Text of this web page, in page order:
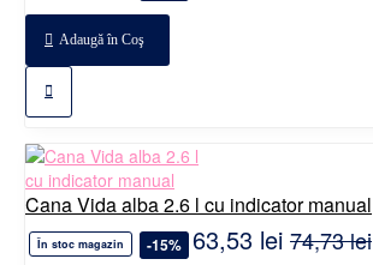
Adaugă în Coş
Cana Vida alba 2.6 l cu indicator manual
În stoc magazin -15% 63,53 lei 74,73 lei